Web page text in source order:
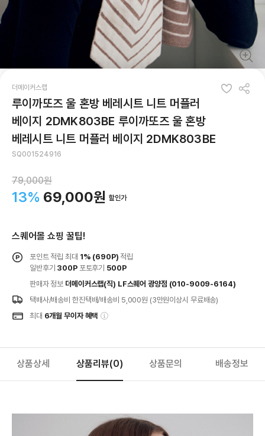
더메이커스랩
루이까또즈 울 혼방 베레시트 니트 머플러
베이지 2DMK803BE 루이까또즈 울 혼방
베레시트 니트 머플러 베이지 2DMK803BE
SQ001524916
79,000원
13% 69,000원 할인가
스퀘어몰 쇼핑 꿀팁!
포인트 적립 최대 1% (690P) 적립
일반후기 300P포토후기 500P
판매자 정보 더메이커스랩(직) LF스퀘어 광양점 (010-9009-6164)
택배사/배송비 한진택배/배송비 5,000원 (3만원이상시 무료배송)
최대 6개월 무이자 혜택
상품상세 상품리뷰(0) 상품문의 배송정보